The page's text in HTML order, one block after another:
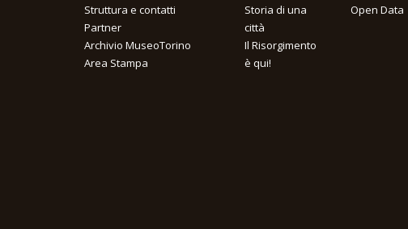
Struttura e contatti
Partner
Archivio MuseoTorino
Area Stampa
Storia di una
città
Il Risorgimento
è qui!
Open Data